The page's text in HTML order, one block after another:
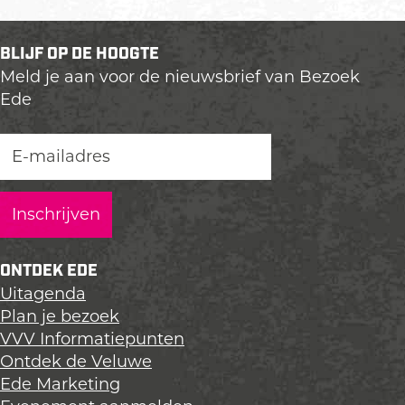
z
o
e
k
d
e
l
d
e
e
a
g
i
n
a
o
p
L
i
n
l
d
e
a
g
i
n
o
p
F
a
c
l
d
e
a
g
i
n
o
p
X
BLIJF OP DE HOOGTE
Meld je aan voor de nieuwsbrief van Bezoek
Ede
ONTDEK EDE
Uitagenda
Plan je bezoek
VVV Informatiepunten
Ontdek de Veluwe
Ede Marketing